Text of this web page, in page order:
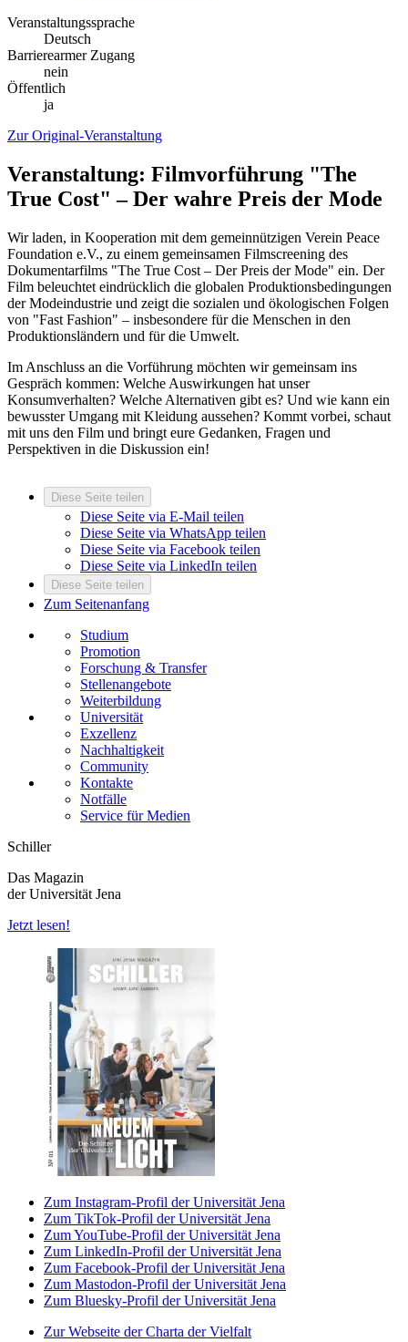
Veranstaltungssprache
Deutsch
Barrierearmer Zugang
nein
Öffentlich
ja
Zur Original-Veranstaltung
Veranstaltung: Filmvorführung "The
True Cost" – Der wahre Preis der Mode
Wir laden, in Kooperation mit dem gemeinnützigen Verein Peace
Foundation e.V., zu einem gemeinsamen Filmscreening des
Dokumentarfilms "The True Cost – Der Preis der Mode" ein. Der
Film beleuchtet eindrücklich die globalen Produktionsbedingungen
der Modeindustrie und zeigt die sozialen und ökologischen Folgen
von "Fast Fashion" – insbesondere für die Menschen in den
Produktionsländern und für die Umwelt.
Im Anschluss an die Vorführung möchten wir gemeinsam ins
Gespräch kommen: Welche Auswirkungen hat unser
Konsumverhalten? Welche Alternativen gibt es? Und wie kann ein
bewusster Umgang mit Kleidung aussehen? Kommt vorbei, schaut
mit uns den Film und bringt eure Gedanken, Fragen und
Perspektiven in die Diskussion ein!
Diese Seite teilen
Diese Seite via E-Mail teilen
Diese Seite via WhatsApp teilen
Diese Seite via Facebook teilen
Diese Seite via LinkedIn teilen
Diese Seite teilen
Zum Seitenanfang
Studium
Promotion
Forschung & Transfer
Stellenangebote
Weiterbildung
Universität
Exzellenz
Nachhaltigkeit
Community
Kontakte
Notfälle
Service für Medien
Schiller
Das Magazin
der Universität Jena
Jetzt lesen!
Zum Instagram-Profil der Universität Jena
Zum TikTok-Profil der Universität Jena
Zum YouTube-Profil der Universität Jena
Zum LinkedIn-Profil der Universität Jena
Zum Facebook-Profil der Universität Jena
Zum Mastodon-Profil der Universität Jena
Zum Bluesky-Profil der Universität Jena
Zur Webseite der Charta der Vielfalt